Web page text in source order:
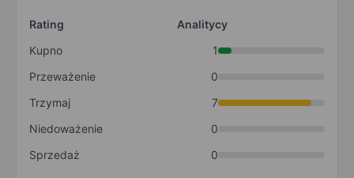
Rating
Analitycy
Kupno
1
Przeważenie
0
Trzymaj
7
Niedoważenie
0
Sprzedaż
0